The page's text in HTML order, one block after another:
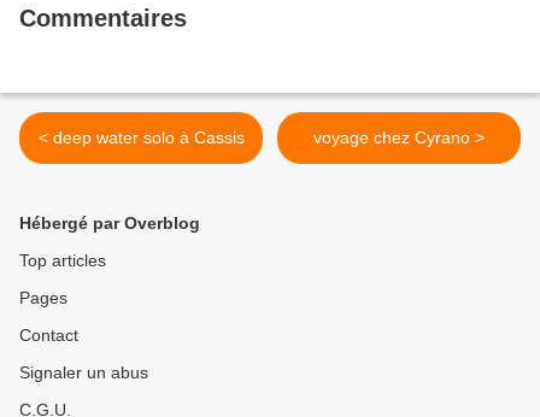
Commentaires
< deep water solo à Cassis voyage chez Cyrano >
Hébergé par Overblog
Top articles
Pages
Contact
Signaler un abus
C.G.U.